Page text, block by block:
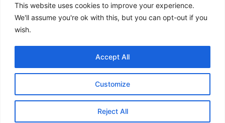
This website uses cookies to improve your experience.
We'll assume you're ok with this, but you can opt-out if you
wish.
Customize
Reject All
Accept All
info@wisdominterface.com
Maharashtra, India.
WisdomInterface